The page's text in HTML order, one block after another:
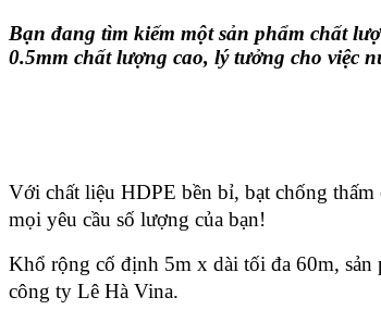
Bạn đang tìm kiếm một sản phẩm chất
0.5mm chất lượng cao, lý tưởng cho việc
Với chất liệu HDPE bền bỉ, bạt chống
mọi yêu cầu số lượng của bạn!
Khổ rộng cố định 5m x dài tối đa 60m, sản
công ty Lê Hà Vina.